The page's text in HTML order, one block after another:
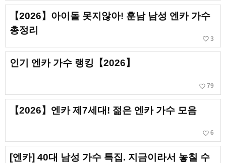
【2026】아이돌 못지않아! 훈남 남성 엔카 가수
총정리
favorite_border 3
인기 엔카 가수 랭킹【2026】
favorite_border 79
【2026】엔카 제7세대! 젊은 엔카 가수 모음
favorite_border 6
[엔카] 40대 남성 가수 특집. 지금이라서 놓칠 수